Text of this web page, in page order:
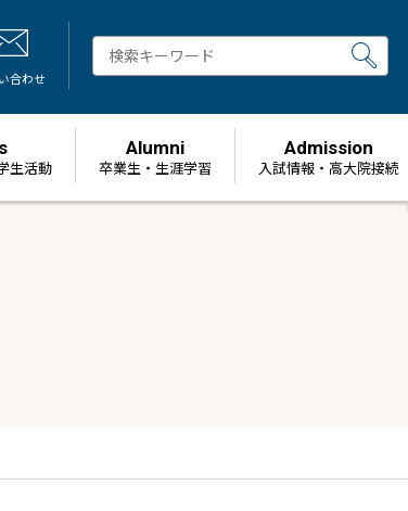
合わせ
生活動
Alumni
卒業生・生涯学習
Admission
⼊試情報・高大院接続